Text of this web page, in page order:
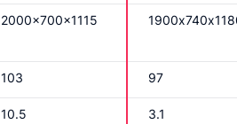
2000x700x1115
103 97
10.5 3.1